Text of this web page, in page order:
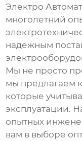
Электро
многолетний
надежным
Мы не просто
мы предлагаем
которые
эксплуатации.
опытных
вам в выборе